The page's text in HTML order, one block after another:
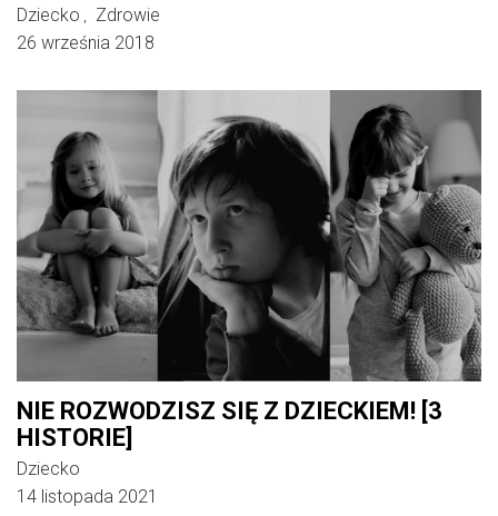
Dziecko ,
Zdrowie
26 września 2018
NIE ROZWODZISZ SIĘ Z DZIECKIEM! [3
HISTORIE]
Dziecko
14 listopada 2021